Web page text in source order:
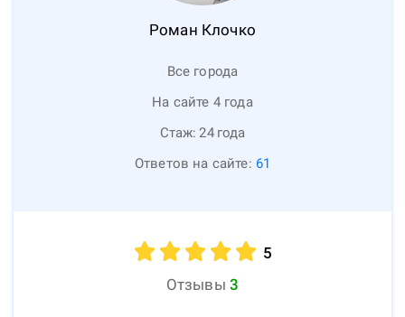
Роман Клочко
Все города
На сайте 4 года
Стаж: 24 года
Ответов на сайте: 61
5
Отзывы 3